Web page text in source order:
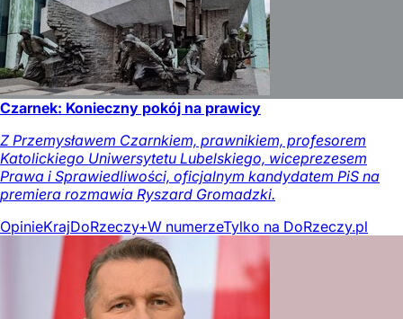
Czarnek: Konieczny pokój na prawicy
Z Przemysławem Czarnkiem, prawnikiem, profesorem
Katolickiego Uniwersytetu Lubelskiego, wiceprezesem
Prawa i Sprawiedliwości, oficjalnym kandydatem PiS na
premiera rozmawia Ryszard Gromadzki.
OpinieKrajDoRzeczy+W numerzeTylko na DoRzeczy.pl